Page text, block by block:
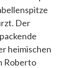
Der
heimischen
Roberto